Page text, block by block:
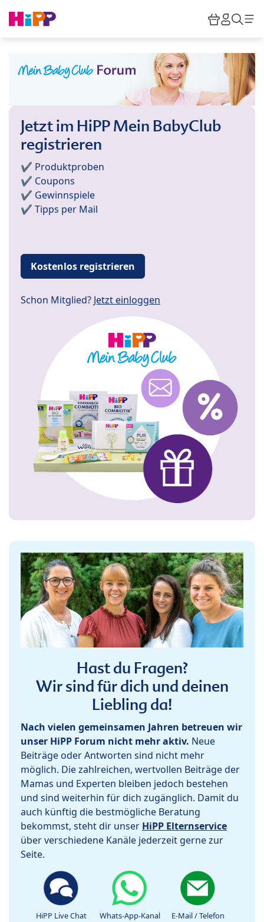
HiPP
Jetzt im HiPP Mein BabyClub
registrieren
✔️ Produktproben
✔️ Coupons
✔️ Gewinnspiele
✔️ Tipps per Mail
Kostenlos registrieren
Schon Mitglied? Jetzt einloggen
Hast du Fragen?
Wir sind für dich und deinen
Liebling da!
Nach vielen gemeinsamen Jahren betreuen wir
unser HiPP Forum nicht mehr aktiv. Neue
Beiträge oder Antworten sind nicht mehr
möglich. Die zahlreichen, wertvollen Beiträge der
Mamas und Experten bleiben jedoch bestehen
und sind weiterhin für dich zugänglich. Damit du
auch künftig die bestmögliche Beratung
bekommst, steht dir unser HiPP Elternservice
über verschiedene Kanäle jederzeit gerne zur
Seite.
HiPP Live Chat Whats-App-Kanal E-Mail / Telefon